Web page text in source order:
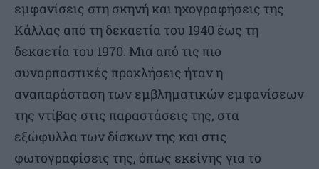
εμφανίσεις στη σκηνή και ηχογραφήσεις της
Κάλλας από τη δεκαετία του 1940 έως τη
δεκαετία του 1970. Μια από τις πιο
συναρπαστικές προκλήσεις ήταν η
αναπαράσταση των εμβληματικών εμφανίσεων
της ντίβας στις παραστάσεις της, στα
εξώφυλλα των δίσκων της και στις
φωτογραφίσεις της, όπως εκείνης για το